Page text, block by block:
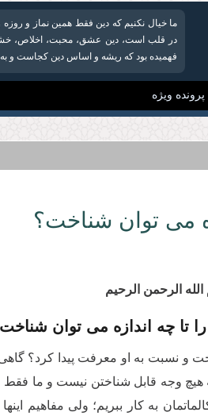
ما خیال نکنیم که دین فقط همین نماز و
در قلب است، دین عشق، محبت، اخلاص،
فهمیده بود که ریشه و اساس دین کجاست و به
پرونده ویژه
مى توان شناخت؟
الرحمن الرحیم
تا چه اندازه مى توان
و نسبت به او معرفت پیدا كرد؟ گاهى
هیچ وجه قابل شناختن نیست و ما
به كار ببریم؛ ولى مفاهیم